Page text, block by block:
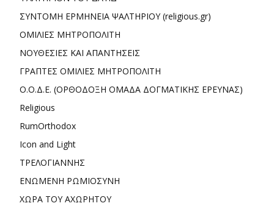
ΣΥΝΤΟΜΗ ΕΡΜΗΝΕΙΑ ΨΑΛΤΗΡΙΟΥ (religious.gr)
ΟΜΙΛΙΕΣ ΜΗΤΡΟΠΟΛΙΤΗ
ΝΟΥΘΕΣΙΕΣ ΚΑΙ ΑΠΑΝΤΗΣΕΙΣ
ΓΡΑΠΤΕΣ ΟΜΙΛΙΕΣ ΜΗΤΡΟΠΟΛΙΤΗ
Ο.Ο.Δ.Ε. (ΟΡΘΟΔΟΞΗ ΟΜΑΔΑ ΔΟΓΜΑΤΙΚΗΣ ΕΡΕΥΝΑΣ)
Religious
RumOrthodox
Icon and Light
ΤΡΕΛΟΓΙΑΝΝΗΣ
ΕΝΩΜΕΝΗ ΡΩΜΙΟΣΥΝΗ
ΧΩΡΑ ΤΟΥ ΑΧΩΡΗΤΟΥ